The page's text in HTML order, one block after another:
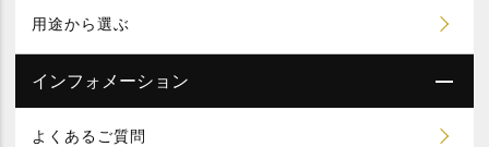
用途から選ぶ
インフォメーション
よくあるご質問